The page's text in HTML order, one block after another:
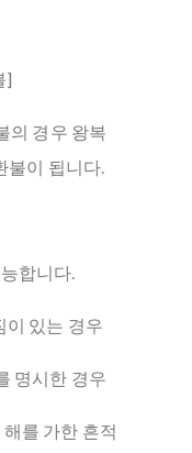
]
의 경우 왕복
불이 됩니다.
합니다.
이 있는 경우
명시한 경우
를 가한 흔적